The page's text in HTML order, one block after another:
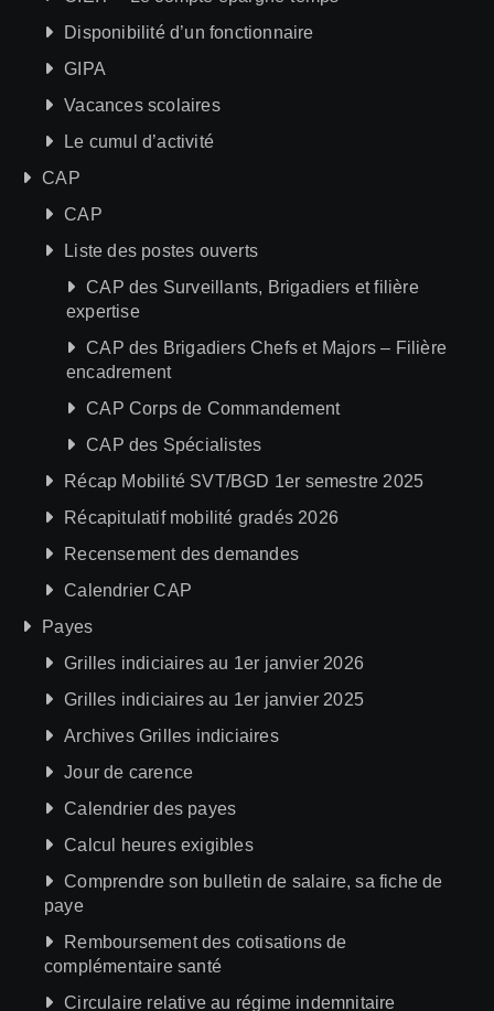
Disponibilité d’un fonctionnaire
GIPA
Vacances scolaires
Le cumul d’activité
CAP
CAP
Liste des postes ouverts
CAP des Surveillants, Brigadiers et filière
expertise
CAP des Brigadiers Chefs et Majors – Filière
encadrement
CAP Corps de Commandement
CAP des Spécialistes
Récap Mobilité SVT/BGD 1er semestre 2025
Récapitulatif mobilité gradés 2026
Recensement des demandes
Calendrier CAP
Payes
Grilles indiciaires au 1er janvier 2026
Grilles indiciaires au 1er janvier 2025
Archives Grilles indiciaires
Jour de carence
Calendrier des payes
Calcul heures exigibles
Comprendre son bulletin de salaire, sa fiche de
paye
Remboursement des cotisations de
complémentaire santé
Circulaire relative au régime indemnitaire